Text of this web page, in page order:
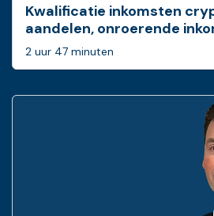
Kwalificatie inkomsten
aandelen, onroerende
2 uur 47 minuten